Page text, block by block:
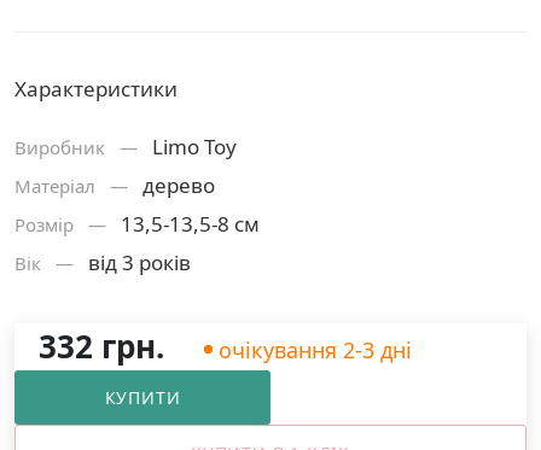
Характеристики
Виробник — Limo Toy
Матерiал — дерево
Розмiр — 13,5-13,5-8 см
Вік — від 3 років
332 грн. очікування 2-3 дні
КУПИТИ